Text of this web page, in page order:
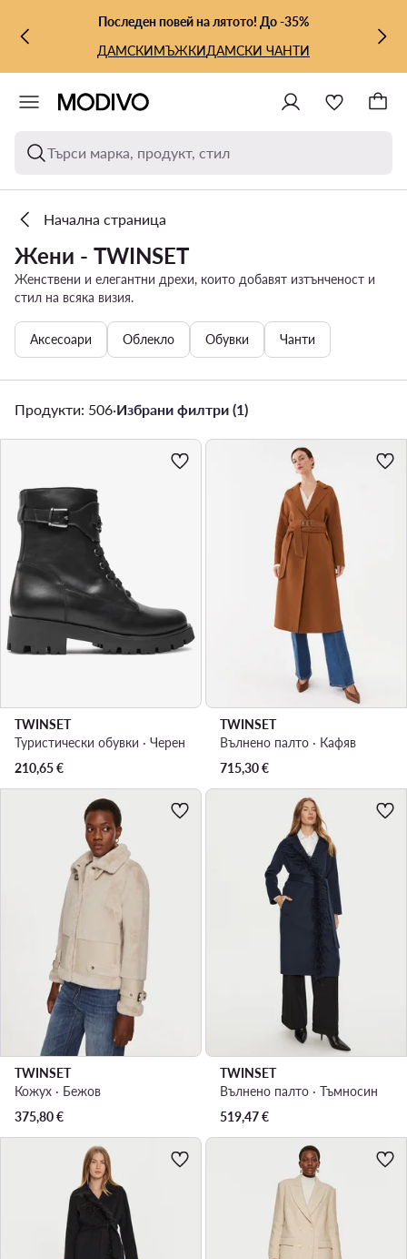
КЪМ ОСНОВНОТО СЪДЪРЖАНИЕ
КЪМ ТЪРСЕНЕПоследен повей на лятото! До -35%
ДАМСКИМЪЖКИДАМСКИ ЧАНТИ
Търси марка, продукт, стил
Начална страница
Жени - TWINSET
Женствени и елегантни дрехи, които добавят изтънченост и
стил на всяка визия.
Аксесоари Облекло Обувки Чанти
Продукти: 506·Избрани филтри (1)
TWINSET
Туристически oбувки · Черен
210,65€
TWINSET
Вълнено палто · Кафяв
715,30€
TWINSET
Кожух · Бежов
375,80€
TWINSET
Вълнено палто · Тъмносин
519,47€